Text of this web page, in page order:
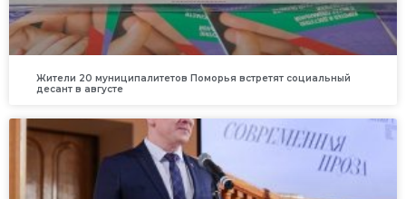
Жители 20 муниципалитетов Поморья встретят социальный
десант в августе